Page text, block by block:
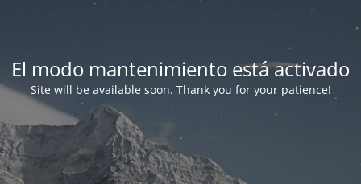
El modo mantenimiento está activado
Site will be available soon. Thank you for your patience!